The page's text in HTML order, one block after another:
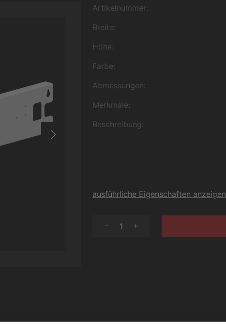
Artikelnummer:
Breite:
Höhe:
Farbe:
Abmessungen:
Merkmale:
Beschreibung:
ausführliche Eigenschaften anzeigen
1